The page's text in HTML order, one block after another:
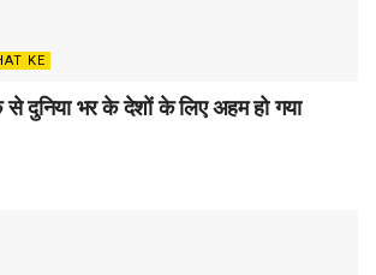
KE
दुनिया भर के देशों के लिए अहम हो गया